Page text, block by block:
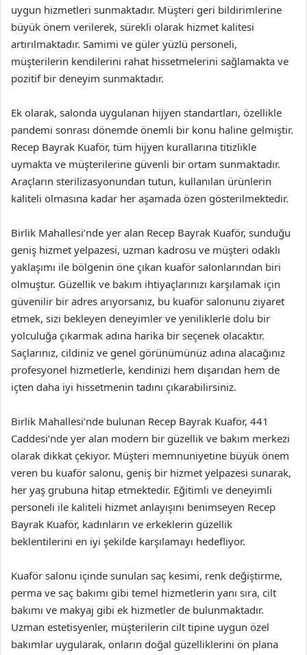
uygun hizmetleri sunmaktadır. Müşteri geri bildirimlerine
büyük önem verilerek, sürekli olarak hizmet kalitesi
artırılmaktadır. Samimi ve güler yüzlü personeli,
müşterilerin kendilerini rahat hissetmelerini sağlamakta ve
pozitif bir deneyim sunmaktadır.
Ek olarak, salonda uygulanan hijyen standartları, özellikle
pandemi sonrası dönemde önemli bir konu haline gelmiştir.
Recep Bayrak Kuaför, tüm hijyen kurallarına titizlikle
uymakta ve müşterilerine güvenli bir ortam sunmaktadır.
Araçların sterilizasyonundan tutun, kullanılan ürünlerin
kaliteli olmasına kadar her aşamada özen gösterilmektedir.
Birlik Mahallesi’nde yer alan Recep Bayrak Kuaför, sunduğu
geniş hizmet yelpazesi, uzman kadrosu ve müşteri odaklı
yaklaşımı ile bölgenin öne çıkan kuaför salonlarından biri
olmuştur. Güzellik ve bakım ihtiyaçlarınızı karşılamak için
güvenilir bir adres arıyorsanız, bu kuaför salonunu ziyaret
etmek, sizi bekleyen deneyimler ve yeniliklerle dolu bir
yolculuğa çıkarmak adına harika bir seçenek olacaktır.
Saçlarınız, cildiniz ve genel görünümünüz adına alacağınız
profesyonel hizmetlerle, kendinizi hem dışarıdan hem de
içten daha iyi hissetmenin tadını çıkarabilirsiniz.
Birlik Mahallesi’nde bulunan Recep Bayrak Kuaför, 441
Caddesi’nde yer alan modern bir güzellik ve bakım merkezi
olarak dikkat çekiyor. Müşteri memnuniyetine büyük önem
veren bu kuaför salonu, geniş bir hizmet yelpazesi sunarak,
her yaş grubuna hitap etmektedir. Eğitimli ve deneyimli
personeli ile kaliteli hizmet anlayışını benimseyen Recep
Bayrak Kuaför, kadınların ve erkeklerin güzellik
beklentilerini en iyi şekilde karşılamayı hedefliyor.
Kuaför salonu içinde sunulan saç kesimi, renk değiştirme,
perma ve saç bakımı gibi temel hizmetlerin yanı sıra, cilt
bakımı ve makyaj gibi ek hizmetler de bulunmaktadır.
Uzman estetisyenler, müşterilerin cilt tipine uygun özel
bakımlar uygularak, onların doğal güzelliklerini ön plana